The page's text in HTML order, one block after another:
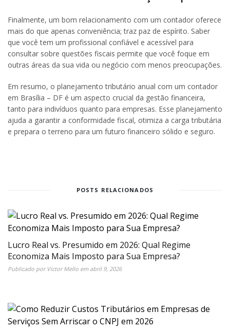
Finalmente, um bom relacionamento com um contador oferece
mais do que apenas conveniência; traz paz de espírito. Saber
que você tem um profissional confiável e acessível para
consultar sobre questões fiscais permite que você foque em
outras áreas da sua vida ou negócio com menos preocupações.
Em resumo, o planejamento tributário anual com um contador
em Brasília – DF é um aspecto crucial da gestão financeira,
tanto para indivíduos quanto para empresas. Esse planejamento
ajuda a garantir a conformidade fiscal, otimiza a carga tributária
e prepara o terreno para um futuro financeiro sólido e seguro.
POSTS RELACIONADOS
Lucro Real vs. Presumido em 2026: Qual Regime
Economiza Mais Imposto para Sua Empresa?
Publicado por Victor Mello em abril 9, 2026